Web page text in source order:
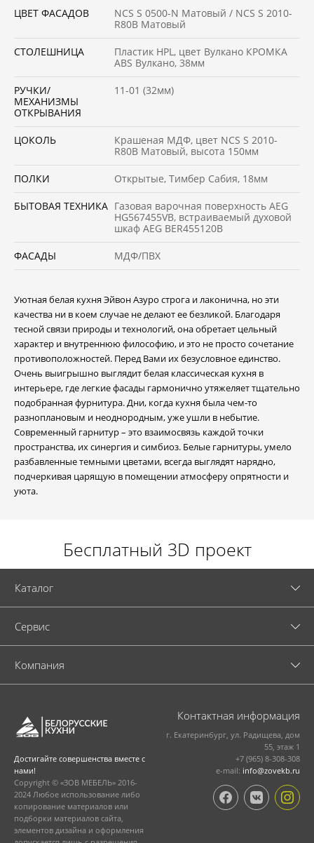
ЦВЕТ ФАСАДОВ
NCS S 0500-N Матовый / NCS S 2010-
R80B Матовый
СТОЛЕШНИЦА
Пластик HPL, цвет Вулкано КРОМКА
ABS Вулкано, 38мм
РУЧКИ/
МЕХАНИЗМЫ
ОТКРЫВАНИЯ
11-01 (32мм)
ЦОКОЛЬ
Крашеная МДФ, цвет NCS S 2010-
R80B Матовый, высота 150мм
ПОЛКИ Открытые, Тимбер Сабия, 18мм
БЫТОВАЯ ТЕХНИКА Газовая варочная поверхность AEG
HG567455VB, встраиваемый духовой
шкаф AEG BER455120B
ФАСАДЫ МДФ/ПВХ
Уютная белая кухня Эйвон Азуро строга и лаконична, но эти
качества ни в коем случае не делают ее безликой. Благодаря
тесной связи природы и технологий, она обретает цельный
характер и внутреннюю философию, и это не просто сочетание
противоположностей. Перед Вами их безусловное единство.
Очень выигрышно выглядит белая классическая кухня в
интерьере, где легкие фасады гармонично утяжеляет тщательно
подобранная фурнитура. Дни, когда кухня была чем-то
разноплановым и неоднородным, уже ушли в небытие.
Современный гарнитур – это взаимосвязь каждой точки
пространства, их синергия и симбиоз. Белые гарнитуры, умело
разбавленные темными цветами, всегда выглядят нарядно,
подчеркивая царящую в помещении атмосферу опрятности и
уюта.
Бесплатный 3D проект
Достигайте совершенства вместе с
нами!
Copyright © «ЗОВ МЕБЕЛЬ» 2016-
2024 Любое использование либо
копирование материалов или
подборки материалов сайта,
элементов дизайна и оформления
Каталог
Cервис
Компания
Контактная информация
г. Екатеринбург, ул. Радищева, дом
55, этаж 1
+7 (965) 8-308-308
e-mail: info@zovekb.ru